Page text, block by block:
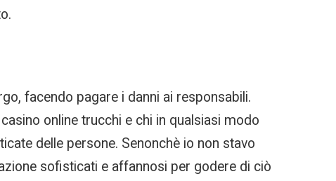
facendo pagare i danni ai responsabili.
online trucchi e chi in qualsiasi modo
delle persone. Senonchè io non stavo
sofisticati e affannosi per godere di ciò